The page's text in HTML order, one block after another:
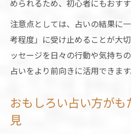
説
海外ならではの珍しい
ジオマンシーなど世界
介
誕生日で盛り上がるおもし
おもしろ占い生年月
められるため、初心者にもおすす
注意点としては、占いの結果に
考程度」に受け止めることが大
ッセージを日々の行動や気持ち
占いをより前向きに活用できます
おもしろい占い方が
見